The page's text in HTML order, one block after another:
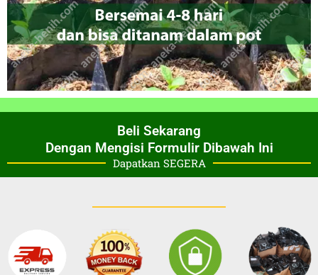
Beli Sekarang
Dengan Mengisi Formulir Dibawah Ini
Dapatkan SEGERA